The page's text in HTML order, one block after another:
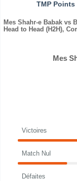
TMP Points
Mes Shahr-e Babak vs
Head to Head (H2H),
Mes
Victoires
Match Nul
Défaites